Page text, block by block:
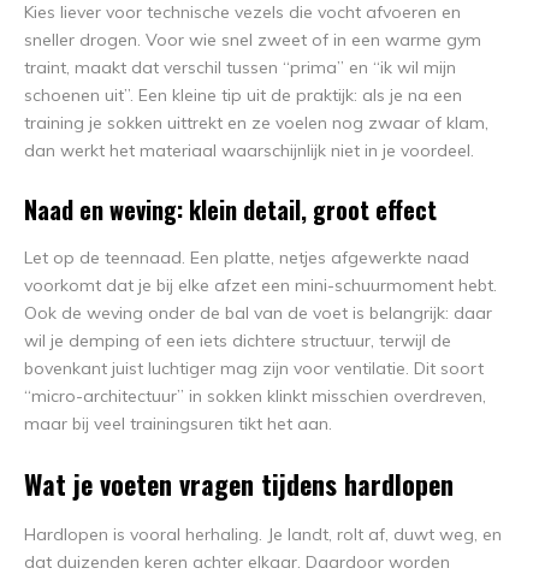
Kies liever voor technische vezels die vocht afvoeren en
sneller drogen. Voor wie snel zweet of in een warme gym
traint, maakt dat verschil tussen “prima” en “ik wil mijn
schoenen uit”. Een kleine tip uit de praktijk: als je na een
training je sokken uittrekt en ze voelen nog zwaar of klam,
dan werkt het materiaal waarschijnlijk niet in je voordeel.
Naad en weving: klein detail, groot effect
Let op de teennaad. Een platte, netjes afgewerkte naad
voorkomt dat je bij elke afzet een mini-schuurmoment hebt.
Ook de weving onder de bal van de voet is belangrijk: daar
wil je demping of een iets dichtere structuur, terwijl de
bovenkant juist luchtiger mag zijn voor ventilatie. Dit soort
“micro-architectuur” in sokken klinkt misschien overdreven,
maar bij veel trainingsuren tikt het aan.
Wat je voeten vragen tijdens hardlopen
Hardlopen is vooral herhaling. Je landt, rolt af, duwt weg, en
dat duizenden keren achter elkaar. Daardoor worden